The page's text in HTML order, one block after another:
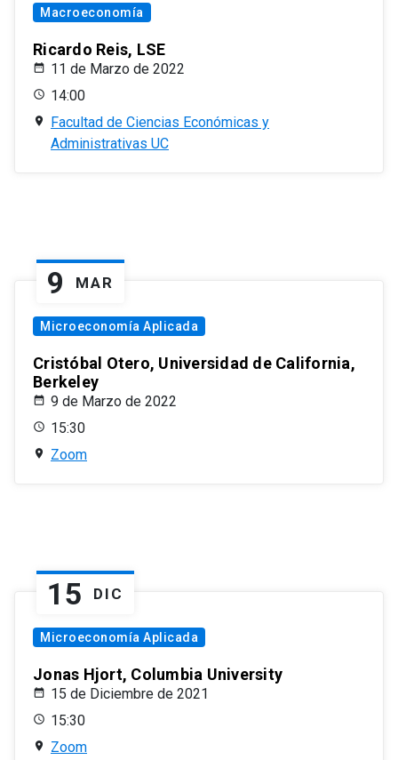
Macroeconomía
Ricardo Reis, LSE
11 de Marzo de 2022
14:00
Facultad de Ciencias Económicas y
Administrativas UC
9 MAR
Microeconomía Aplicada
Cristóbal Otero, Universidad de California,
Berkeley
9 de Marzo de 2022
15:30
Zoom
15 DIC
Microeconomía Aplicada
Jonas Hjort, Columbia University
15 de Diciembre de 2021
15:30
Zoom